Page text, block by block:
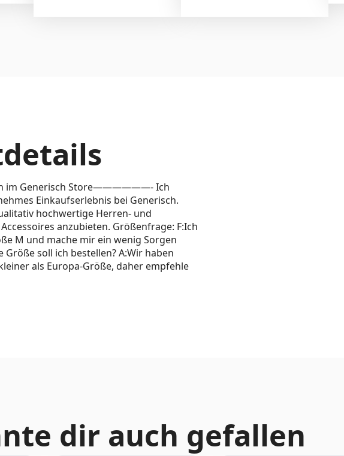
Generisch Store——————- Ich
Einkaufserlebnis bei Generisch.
hochwertige Herren- und
anzubieten. Größenfrage: F:Ich
M und mache mir ein wenig Sorgen
Größe soll ich bestellen? A:Wir haben
als Europa-Größe, daher empfehle
dir auch gefallen